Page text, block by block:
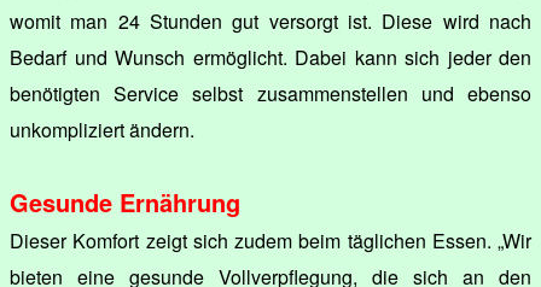
womit man 24 Stunden gut versorgt ist. Diese wird nach
Bedarf und Wunsch ermöglicht. Dabei kann sich jeder den
benötigten Service selbst zusammenstellen und ebenso
unkompliziert ändern.
Gesunde Ernährung
Dieser Komfort zeigt sich zudem beim täglichen Essen. „Wir
bieten eine gesunde Vollverpflegung, die sich an den